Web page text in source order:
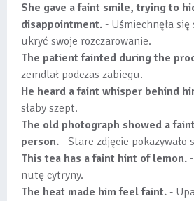
She gave a faint smile, trying to
disappointment. - Uśmiechnęła
ukryć swoje rozczarowanie.
The patient fainted during the
zemdlał podczas zabiegu.
He heard a faint whisper behind
słaby szept.
The old photograph showed a
person. - Stare zdjęcie pokazywało
This tea has a faint hint of lemon.
nutę cytryny.
The heat made him feel faint. -